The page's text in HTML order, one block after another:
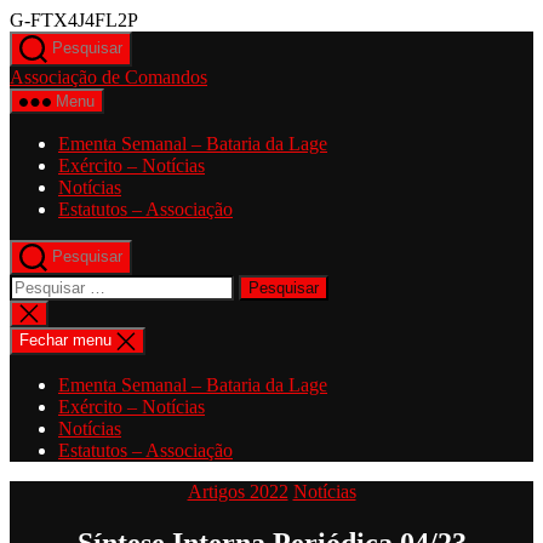
G-FTX4J4FL2PSaltar
conteúdo
Pesquisar
Associação de Comandos
Menu
Ementa Semanal – Bataria da Lage
Exército – Notícias
Notícias
Estatutos – Associação
Pesquisar
Pesquisar
por:
Fechar
pesquisa
Fechar menu
Ementa Semanal – Bataria da Lage
Exército – Notícias
Notícias
Estatutos – Associação
Categorias
Artigos 2022 Notícias